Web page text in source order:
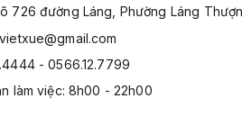
726 đường Láng, Phường Láng
- 0566.12.7799
làm việc: 8h00 - 22h00